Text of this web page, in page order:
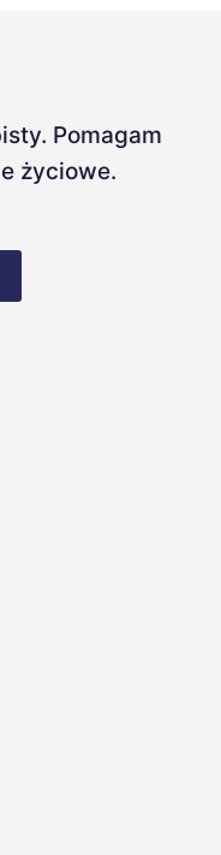
Pomagam
życiowe.